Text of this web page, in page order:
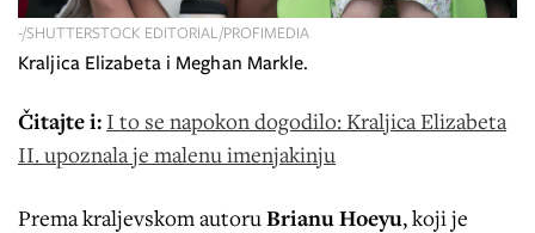
Kraljica Elizabeta i Meghan Markle.
-/SHUTTERSTOCK EDITORIAL/PROFIMEDIA
Čitajte i: I to se napokon dogodilo: Kraljica Elizabeta
II. upoznala je malenu imenjakinju
Prema kraljevskom autoru Brianu Hoeyu, koji je